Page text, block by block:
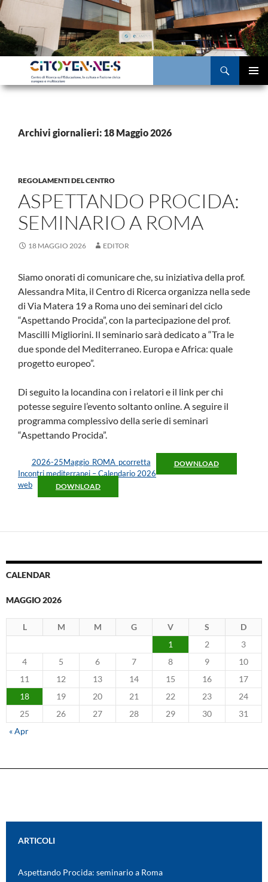
Vai
al
contenuto
MENU
Archivi giornalieri: 18 Maggio 2026
REGOLAMENTI DEL CENTRO
ASPETTANDO PROCIDA:
SEMINARIO A ROMA
18 MAGGIO 2026 EDITOR
Siamo onorati di comunicare che, su iniziativa della prof.
Alessandra Mita, il Centro di Ricerca organizza nella sede
di Via Matera 19 a Roma uno dei seminari del ciclo
“Aspettando Procida”, con la partecipazione del prof.
Mascilli Migliorini. Il seminario sarà dedicato a “Tra le
due sponde del Mediterraneo. Europa e Africa: quale
progetto europeo”.
Di seguito la locandina con i relatori e il link per chi
potesse seguire l’evento soltanto online. A seguire il
programma complessivo della serie di seminari
“Aspettando Procida”.
2026-25Maggio_ROMA_pcorretta DOWNLOAD
Incontri mediterranei – Calendario 2026
web
DOWNLOAD
CALENDAR
MAGGIO 2026
L M M G V S
D
1
2
3
4
5 6 7 8 9
10
11
12 13 14 15 16
17
18
19 20 21 22 23
24
25
26 27 28 29 30
31
« Apr
ARTICOLI
Aspettando Procida: seminario a Roma